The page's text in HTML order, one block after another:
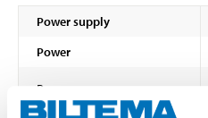
Power supply
Power
Power